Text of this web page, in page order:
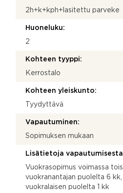
2h+k+kph+lasitettu parveke
Huoneluku:
2
Kohteen tyyppi:
Kerrostalo
Kohteen yleiskunto:
Tyydyttävä
Vapautuminen:
Sopimuksen mukaan
Lisätietoja
Vuokrasopimus voimassa
vuokranantajan puolelta 6
vuokralaisen puolelta 1 kk